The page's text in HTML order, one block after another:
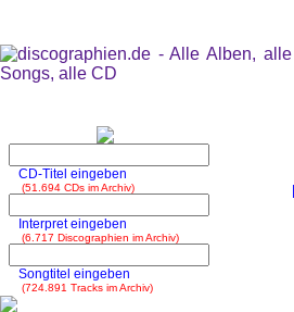
CD-Titel eingeben
(51.694 CDs im Archiv)
Interpret eingeben
(6.717 Discographien im Archiv)
Songtitel eingeben
(724.891 Tracks im Archiv)